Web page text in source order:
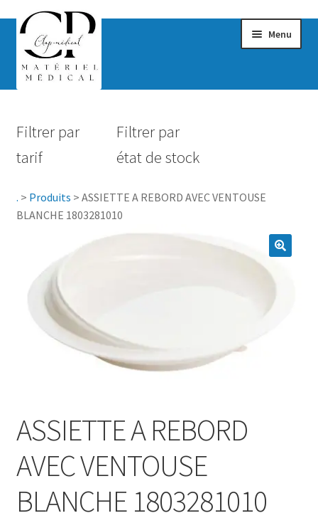
Menu
Hygiène
Accessoires Salle de bain
Vêtements & Chaussures
Sécurité
Filtrer par
tarif
Filtrer par
état de stock
. > Produits > ASSIETTE A REBORD AVEC VENTOUSE
BLANCHE 1803281010
ASSIETTE A REBORD
AVEC VENTOUSE
BLANCHE 1803281010